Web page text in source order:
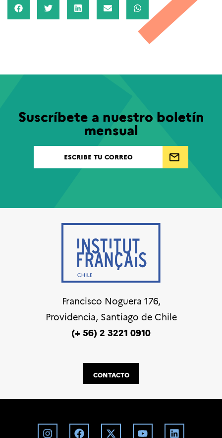
Suscríbete a nuestro boletín
mensual
Francisco Noguera 176,
Providencia, Santiago de Chile
(+ 56) 2 3221 0910
CONTACTO